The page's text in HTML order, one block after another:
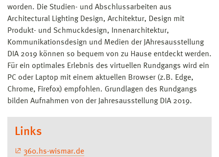
worden. Die Studien- und Abschlussarbeiten aus
Architectural Lighting Design, Architektur, Design mit
Produkt- und Schmuckdesign, Innenarchitektur,
Kommunikationsdesign und Medien der JAhresausstellung
DIA 2019 können so bequem von zu Hause entdeckt werden.
Für ein optimales Erlebnis des virtuellen Rundgangs wird ein
PC oder Laptop mit einem aktuellen Browser (z.B. Edge,
Chrome, Firefox) empfohlen. Grundlagen des Rundgangs
bilden Aufnahmen von der Jahresausstellung DIA 2019.
Links
360.hs-wismar.de